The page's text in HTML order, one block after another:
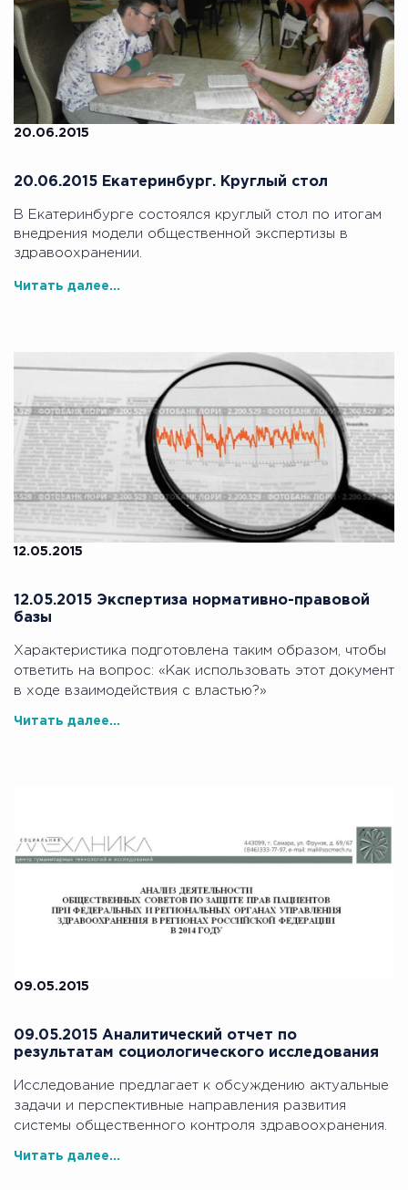
20.06.2015
20.06.2015 Екатеринбург. Круглый стол
В Екатеринбурге состоялся круглый стол по итогам
внедрения модели общественной экспертизы в
здравоохранении.
Читать далее...
12.05.2015
12.05.2015 Экспертиза нормативно-правовой
базы
Характеристика подготовлена таким образом, чтобы
ответить на вопрос: «Как использовать этот документ
в ходе взаимодействия с властью?»
Читать далее...
09.05.2015
09.05.2015 Аналитический отчет по
результатам социологического исследования
Исследование предлагает к обсуждению актуальные
задачи и перспективные направления развития
системы общественного контроля здравоохранения.
Читать далее...